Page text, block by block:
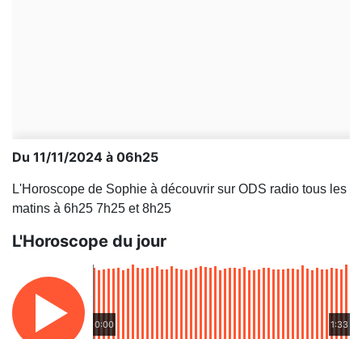
Du 11/11/2024 à 06h25
L'Horoscope de Sophie à découvrir sur ODS radio tous les
matins à 6h25 7h25 et 8h25
L'Horoscope du jour
0:00 1:33